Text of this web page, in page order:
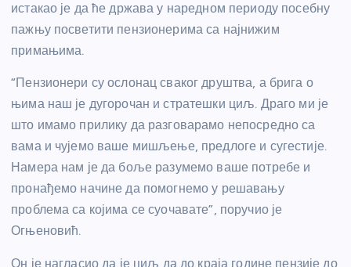
истакао је да ће држава у наредном периоду посебну
пажњу посветити пензионерима са најнижим
примањима.
“Пензионери су ослонац сваког друштва, а брига о
њима наш је дугорочан и стратешки циљ. Драго ми је
што имамо прилику да разговарамо непосредно са
вама и чујемо ваше мишљење, предлоге и сугестије.
Намера нам је да боље разумемо ваше потребе и
пронађемо начине да помогнемо у решавању
проблема са којима се суочавате”, поручио је
Огњеновић.
Он је нагласио да је циљ да до краја године пензије до